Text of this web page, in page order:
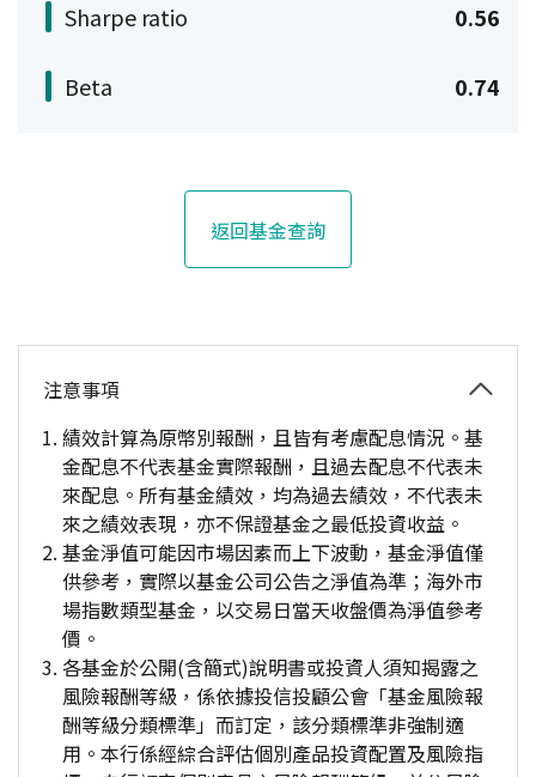
Sharpe ratio 0.56
Beta 0.74
返回基金查詢
注意事項
績效計算為原幣別報酬，且皆有考慮配息情況。基
金配息不代表基金實際報酬，且過去配息不代表未
來配息。所有基金績效，均為過去績效，不代表未
來之績效表現，亦不保證基金之最低投資收益。
基金淨值可能因市場因素而上下波動，基金淨值僅
供參考，實際以基金公司公告之淨值為準；海外市
場指數類型基金，以交易日當天收盤價為淨值參考
價。
各基金於公開(含簡式)說明書或投資人須知揭露之
風險報酬等級，係依據投信投顧公會「基金風險報
酬等級分類標準」而訂定，該分類標準非強制適
用。本行係經綜合評估個別產品投資配置及風險指